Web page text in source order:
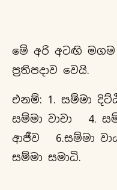
මේ අරි අටඟි
ප්‍රතිපදාව වෙයි.
එනම්: 1. සම්මා
සම්මා වාචා 4.
ආජීව 6.සම්මා
සම්මා සමාධි.